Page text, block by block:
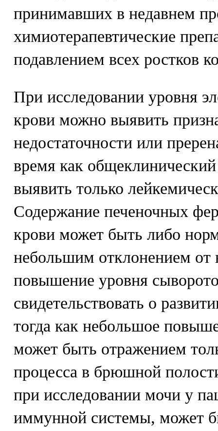
принимавших в недавнем
химиотерапевтические
подавлением всех ростков
При исследовании уровня
крови можно выявить
недостаточности или
время как
выявить только
Содержание печеночных
крови может быть либо
небольшим отклонением от
повышение уровня
свидетельствовать о
тогда как небольшое
может быть отражением
процесса в брюшной
при исследовании мочи у
иммунной системы, может